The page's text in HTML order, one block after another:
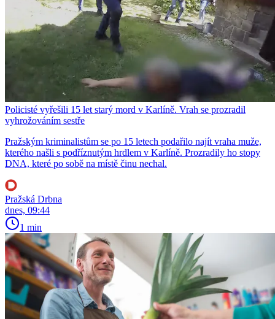
Policisté vyřešili 15 let starý mord v Karlíně. Vrah se prozradil
vyhrožováním sestře
Pražským kriminalistům se po 15 letech podařilo najít vraha muže,
kterého našli s podříznutým hrdlem v Karlíně. Prozradily ho stopy
DNA, které po sobě na místě činu nechal.
Pražská Drbna
dnes, 09:44
1 min